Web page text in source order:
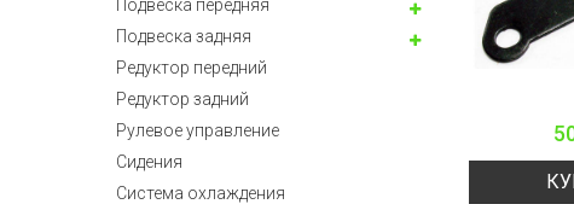
Подвеска передняя
Подвеска задняя
Редуктор передний
Редуктор задний
Рулевое управление
Сидения
Система охлаждения